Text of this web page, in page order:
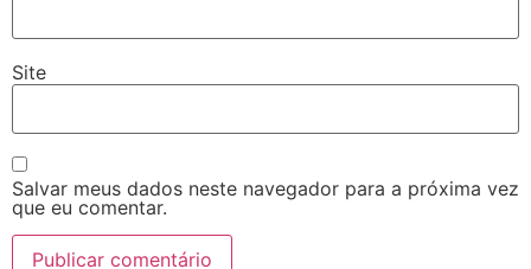
Site
Salvar meus dados neste navegador para a próxima vez
que eu comentar.